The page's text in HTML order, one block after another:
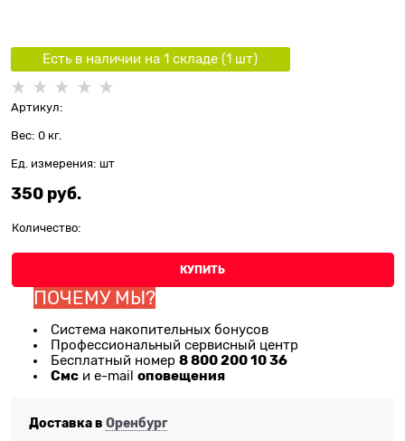
Есть в наличии на 1 складe (1 шт)
Артикул:
Вес: 0 кг.
Ед. измерения: шт
350 руб.
Количество:
КУПИТЬ
ПОЧЕМУ МЫ?
Система накопительных бонусов
Профессиональный сервисный центр
Бесплатный номер 8 800 200 10 36
Смс и e-mail оповещения
Доставка в Оренбург